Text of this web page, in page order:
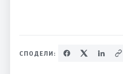
СПОДЕЛИ: